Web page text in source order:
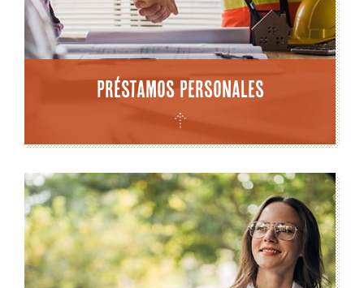
Préstamos personales